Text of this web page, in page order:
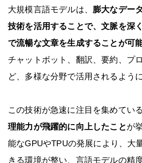
大規模言語モデルは、 膨大なデー
技術を活用することで、文脈を深
で流暢な文章を生成することが可
チャットボット、翻訳、要約、プ
ど、多様な分野で活用されるよう
この技術が急速に注目を集めてい
理能力が飛躍的に向上したことが
能なGPUやTPUの発展により、大
きる環境が整い、言語モデルの精